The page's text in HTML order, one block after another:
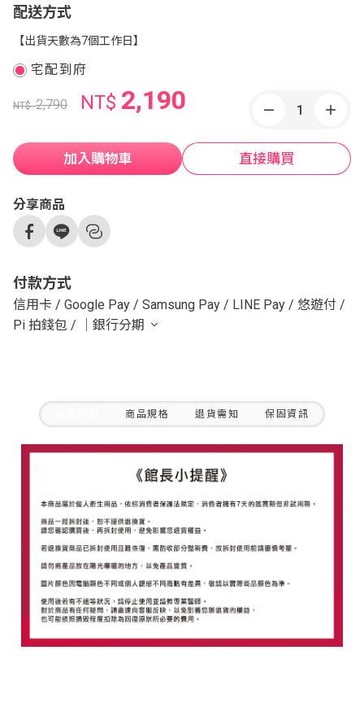
配送方式
【出貨天數為7個工作日】
宅配到府
NT$2,790 NT$ 2,190
加入購物車 直接購買
分享商品
付款方式
信用卡 / Google Pay / Samsung Pay / LINE Pay / 悠遊付 /
Pi 拍錢包 / ｜銀行分期
商品規格 退貨需知 保固資訊